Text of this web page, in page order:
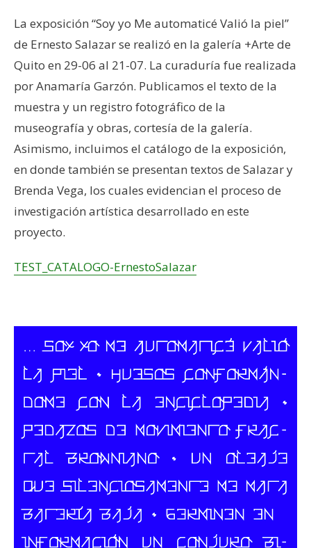
La exposición “Soy yo Me automaticé Valió la piel”
de Ernesto Salazar se realizó en la galería +Arte de
Quito en 29-06 al 21-07. La curaduría fue realizada
por Anamaría Garzón. Publicamos el texto de la
muestra y un registro fotográfico de la
museografía y obras, cortesía de la galería.
Asimismo, incluimos el catálogo de la exposición,
en donde también se presentan textos de Salazar y
Brenda Vega, los cuales evidencian el proceso de
investigación artística desarrollado en este
proyecto.
TEST_CATALOGO-ErnestoSalazar